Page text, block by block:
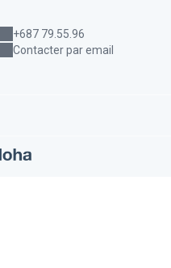
+687 79.55.96
Contacter par email